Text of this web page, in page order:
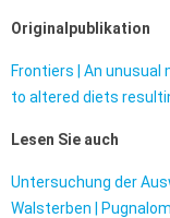
Originalpublikation
Frontiers | An
to altered diets
Lesen Sie auch
Untersuchung der
Walsterben | Pugnalom